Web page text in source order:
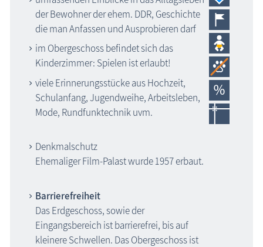
der Bewohner der ehem. DDR, Geschichte
die man Anfassen und Ausprobieren darf
im Obergeschoss befindet sich das
Kinderzimmer: Spielen ist erlaubt!
viele Erinnerungsstücke aus Hochzeit,
Schulanfang, Jugendweihe, Arbeitsleben,
Mode, Rundfunktechnik uvm.
Denkmalschutz
Ehemaliger Film-Palast wurde 1957 erbaut.
Barrierefreiheit
Das Erdgeschoss, sowie der
Eingangsbereich ist barrierefrei, bis auf
kleinere Schwellen. Das Obergeschoss ist